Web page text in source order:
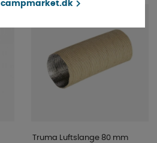
Truma Luftslange 80 mm
campmarket.dk